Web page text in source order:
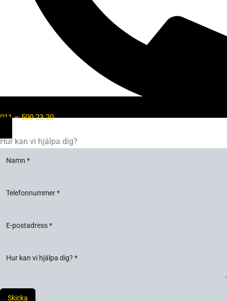
011 – 500 23 20
Hur kan vi hjälpa dig?
Skicka